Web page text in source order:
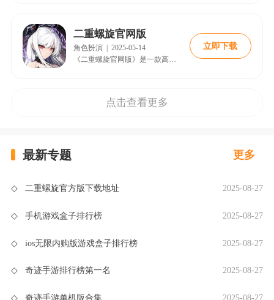
二重螺旋官网版
角色扮演
2025-05-14
《二重螺旋官网版》是一款高自由度的幻想冒险RPG手游，以「多维武器组合×立体战斗」为核心玩法，通过双视角讲述「恶魔」的故事，构建了一个魔法与机械共存的宏大世界。
立即下载
点击查看更多
最新专题 更多
◇ 二重螺旋官方版下载地址 2025-08-27
◇ 手机游戏盒子排行榜 2025-08-27
◇ ios无限内购版游戏盒子排行榜 2025-08-27
◇ 奇迹手游排行榜第一名 2025-08-27
◇ 奇迹手游单机版合集 2025-08-27